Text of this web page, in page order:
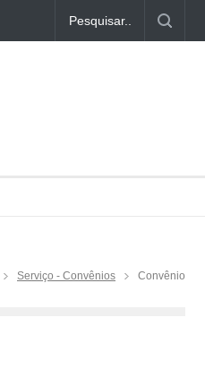
Serviço - Convênios Convênio